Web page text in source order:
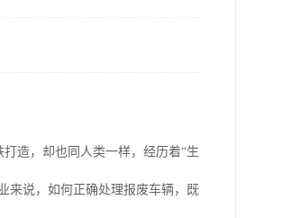
造，却也同人类一样，经历着“生
来说，如何正确处理报废车辆，既